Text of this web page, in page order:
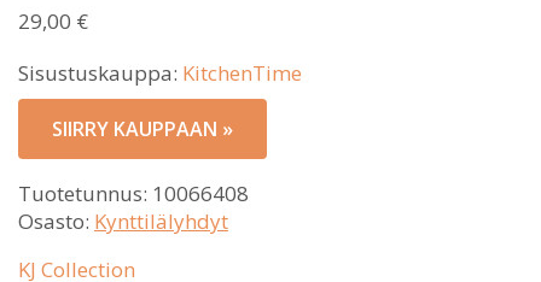
29,00 €
Sisustuskauppa: KitchenTime
SIIRRY KAUPPAAN »
Tuotetunnus: 10066408
Osasto: Kynttilälyhdyt
KJ Collection